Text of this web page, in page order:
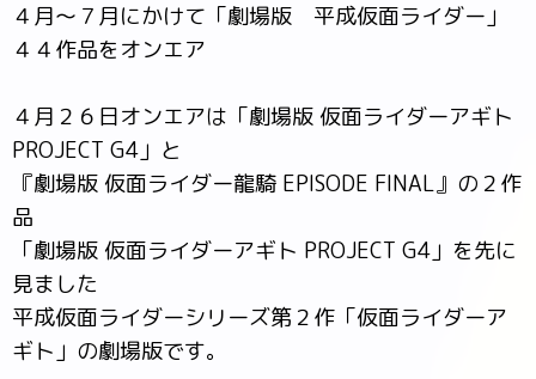
４月～７月にかけて「劇場版 平成仮面ライダー」
４４作品をオンエア
４月２６日オンエアは「劇場版 仮面ライダーアギト
PROJECT G4」と
『劇場版 仮面ライダー龍騎 EPISODE FINAL』の２作
品
「劇場版 仮面ライダーアギト PROJECT G4」を先に
見ました
平成仮面ライダーシリーズ第２作「仮面ライダーア
ギト」の劇場版です。